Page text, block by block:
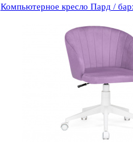
Компьютерное кресло Пард /